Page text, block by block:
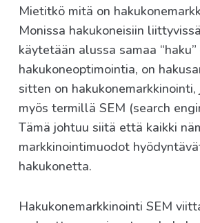
Mietitkö mitä on
Monissa hakukoneisiin
käytetään alussa samaa
hakukoneoptimointia, on
sitten on
myös termillä SEM (search
Tämä johtuu siitä että kaikki
markkinointimuodot
hakukonetta.
Hakukonemarkkinointi SEM